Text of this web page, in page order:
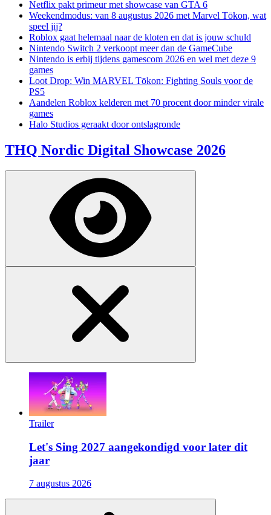
Netflix pakt primeur met showcase van GTA 6
Weekendmodus: van 8 augustus 2026 met Marvel Tōkon, wat
speel jij?
Roblox gaat helemaal naar de kloten en dat is jouw schuld
Nintendo Switch 2 verkoopt meer dan de GameCube
Nintendo is erbij tijdens gamescom 2026 en wel met deze 9
games
Loot Drop: Win MARVEL Tōkon: Fighting Souls voor de
PS5
Aandelen Roblox kelderen met 70 procent door minder virale
games
Halo Studios geraakt door ontslagronde
THQ Nordic Digital Showcase 2026
Trailer
Let's Sing 2027 aangekondigd voor later dit
jaar
7 augustus 2026